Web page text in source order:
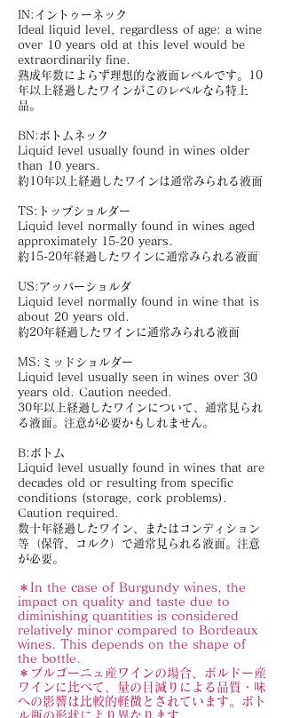
IN:イントゥーネック
Ideal liquid level, regardless of age: a wine
over 10 years old at this level would be
extraordinarily fine.
熟成年数によらず理想的な液面レベルです。10
年以上経過したワインがこのレベルなら特上
品。
BN:ボトムネック
Liquid level usually found in wines older
than 10 years.
約10年以上経過したワインは通常みられる液面
TS:トップショルダー
Liquid level normally found in wines aged
approximately 15-20 years.
約15-20年経過したワインに通常みられる液面
US:アッパーショルダ
Liquid level normally found in wine that is
about 20 years old.
約20年経過したワインに通常みられる液面
MS:ミッドショルダー
Liquid level usually seen in wines over 30
years old. Caution needed.
30年以上経過したワインについて、通常見られ
る液面。注意が必要かもしれません。
B:ボトム
Liquid level usually found in wines that are
decades old or resulting from specific
conditions (storage, cork problems).
Caution required.
数十年経過したワイン、またはコンディション
等（保管、コルク）で通常見られる液面。注意
が必要。
＊In the case of Burgundy wines, the
impact on quality and taste due to
diminishing quantities is considered
relatively minor compared to Bordeaux
wines. This depends on the shape of
the bottle.
＊ブルゴーニュ産ワインの場合、ボルドー産
ワインに比べて、量の目減りによる品質・味
への影響は比較的軽微とされています。ボト
ル瓶の形状により異なります。